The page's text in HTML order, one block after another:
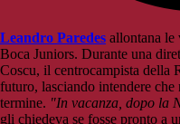
Leandro Paredes allontana le
Boca Juniors. Durante una
Coscu, il centrocampista della
futuro, lasciando intendere
termine. "In vacanza, dopo la
gli chiedeva se fosse pronto a